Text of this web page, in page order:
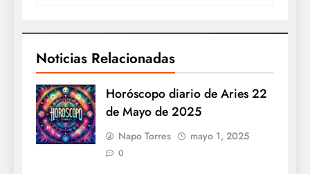
Noticias Relacionadas
Horóscopo diario de Aries 22
de Mayo de 2025
Napo Torres mayo 1, 2025
0